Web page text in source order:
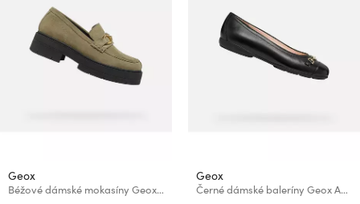
Geox
Béžové dámské mokasíny Geox Spherica Ec7
Geox
Černé dámské baleríny Geox Annytah